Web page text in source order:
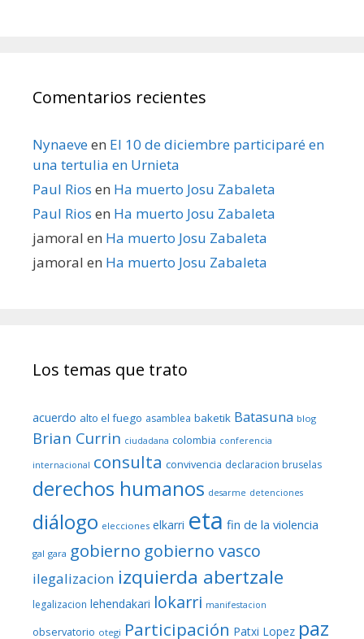
Comentarios recientes
Nynaeveen El 10 de diciembre participaré en
una tertulia en Urnieta
Paul Rios en Ha muerto Josu Zabaleta
Paul Rios en Ha muerto Josu Zabaleta
jamoral en Ha muerto Josu Zabaleta
jamoral en Ha muerto Josu Zabaleta
Los temas que trato
acuerdo alto el fuego asamblea baketik Batasuna blog
Brian Currin ciudadana colombia conferencia
internacional consulta convivencia declaracion bruselas
derechos humanos desarme detenciones
diálogo elecciones elkarri eta fin de la violencia
gal gara gobierno gobierno vasco
ilegalizacion izquierda abertzale
legalizacion lehendakari lokarri manifestacion
observatorio otegi Participación Patxi Lopez paz